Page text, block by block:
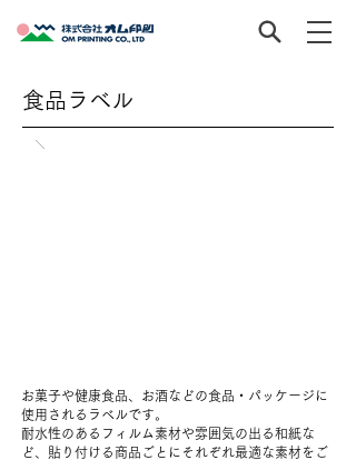
食品ラベル
お菓子や健康食品、お酒などの食品・パッケージに
使用されるラベルです。
耐水性のあるフィルム素材や雰囲気の出る和紙な
ど、貼り付ける商品ごとにそれぞれ最適な素材をご